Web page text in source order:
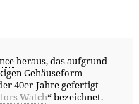
heraus, das aufgrund
Gehäuseform
40er-Jahre gefertigt
Watch“ bezeichnet.